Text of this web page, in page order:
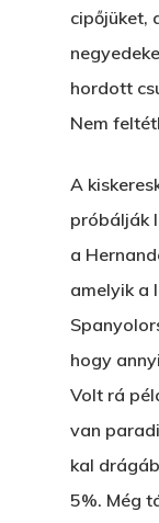
cipőjüket,
hordott
Nem
A
próbálják
a
amelyik a
hogy
Volt rá
van
kal
5%. Még